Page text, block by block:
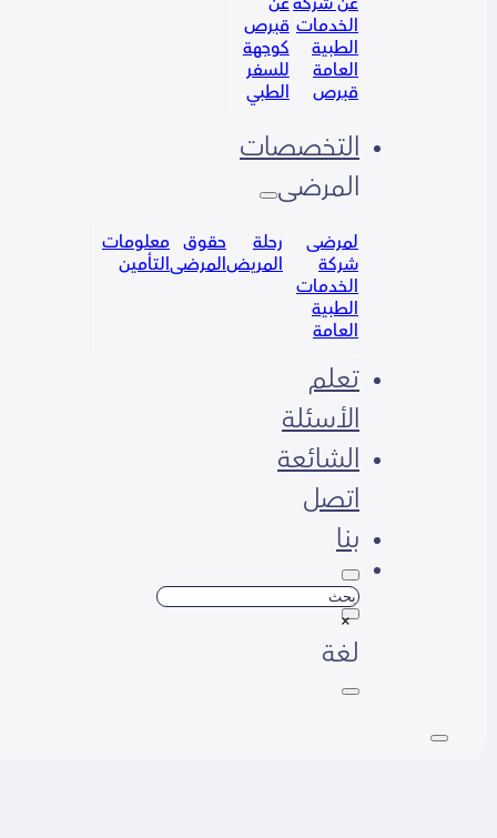
الخدمات
الطبية
العامة
قبرص
قبرص
كوجهة
للسفر
الطبي
التخصصات
المرضى
لمرضى
شركة
الخدمات
الطبية
العامة
رحلة
المريض
حقوق
المرضى
معلومات
التأمين
تعلم
الأسئلة
الشائعة
اتصل
بنا